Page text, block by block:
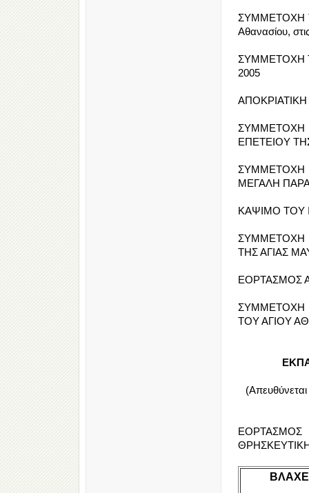
ΣΥΜΜΕΤΟΧΗ
Αθανασίου,
ΣΥΜΜΕΤΟΧΗ
2005
ΑΠΟΚΡΙΑΤΙΚΗ
ΣΥΜΜΕΤΟΧΗ
ΕΠΕΤΕΙΟΥ
ΣΥΜΜΕΤΟΧΗ
ΜΕΓΑΛΗ
ΚΑΨΙΜΟ ΤΟΥ
ΣΥΜΜΕΤΟΧΗ
ΤΗΣ ΑΓΙΑΣ
ΕΟΡΤΑΣΜΟΣ
ΣΥΜΜΕΤΟΧΗ
ΤΟΥ ΑΓΙΟΥ
ΕΟΡΤΑΣΜΟΣ